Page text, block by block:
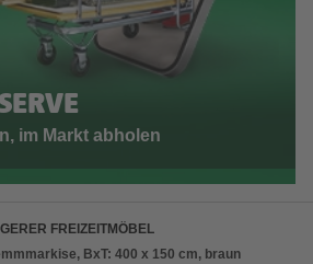
im Markt abholen
FREIZEITMÖBEL
BxT: 400 x 150 cm, braun